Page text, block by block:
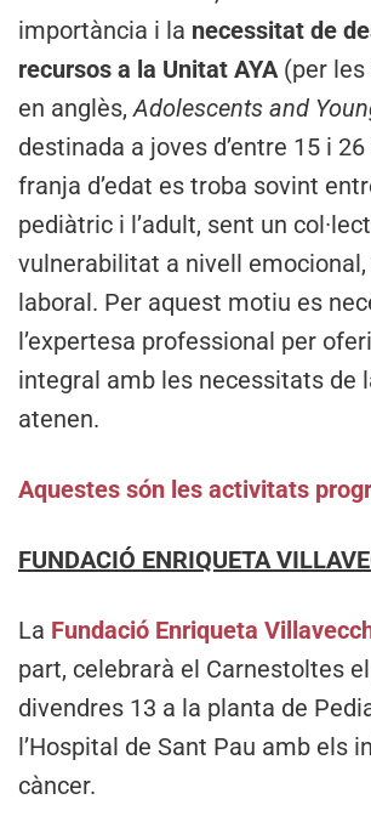
importància i la necessitat de
recursos a la Unitat AYA(per les
en anglès,Adolescents and
destinada a joves d’entre 15 i
franja d’edat es troba sovint
pediàtric i l’adult, sent un
vulnerabilitat a nivell
laboral. Per aquest motiu es
l’expertesa professional per
integral amb les necessitats de
atenen.
Aquestes són les activitats
FUNDACIÓ ENRIQUETA
La Fundació Enriqueta
part, celebrarà el Carnestoltes
divendres 13 a la planta de
l’Hospital de Sant Pau amb els
càncer.